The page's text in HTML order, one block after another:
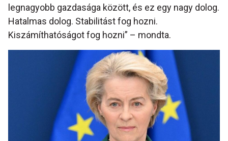
legnagyobb gazdasága között, és ez egy nagy dolog.
Hatalmas dolog. Stabilitást fog hozni.
Kiszámíthatóságot fog hozni” – mondta.